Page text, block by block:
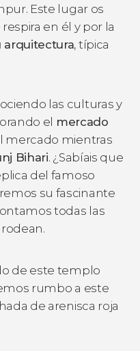
Este lugar os
en él y por la
arquitectura, típica
las culturas y
el mercado
mercado mientras
Bihari. ¿Sabíais que
del famoso
su fascinante
todas las
de este templo
rumbo a este
de arenisca roja